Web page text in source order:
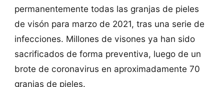
permanentemente todas las granjas de pieles
de visón para marzo de 2021, tras una serie de
infecciones. Millones de visones ya han sido
sacrificados de forma preventiva, luego de un
brote de coronavirus en aproximadamente 70
granjas de pieles.